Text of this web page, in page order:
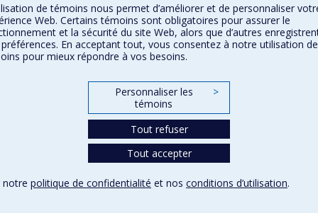
de témoins nous permet d’améliorer et de personnaliser
Web. Certains témoins sont obligatoires pour assurer le
et la sécurité du site Web, alors que d’autres
En acceptant tout, vous consentez à notre utilisation de
pour mieux répondre à vos besoins.
Personnaliser les
témoins
>
Tout refuser
Tout accepter
notre politique de confidentialité et nos conditions d’utilisation.